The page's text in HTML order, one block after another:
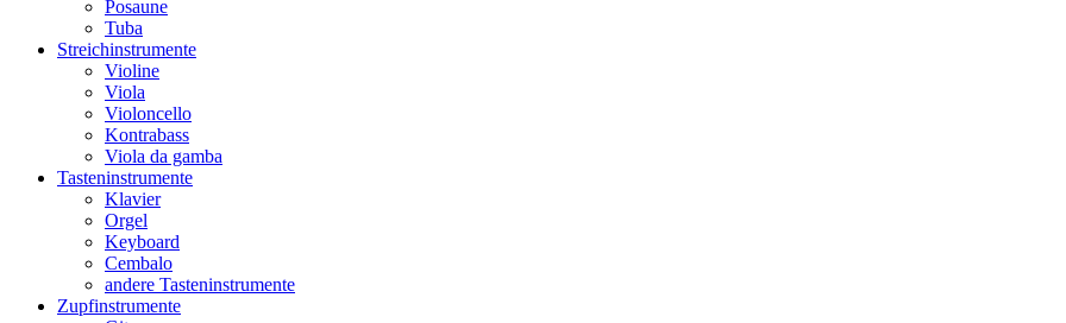
Posaune
Tuba
Streichinstrumente
Violine
Viola
Violoncello
Kontrabass
Viola da gamba
Tasteninstrumente
Klavier
Orgel
Keyboard
Cembalo
andere Tasteninstrumente
Zupfinstrumente